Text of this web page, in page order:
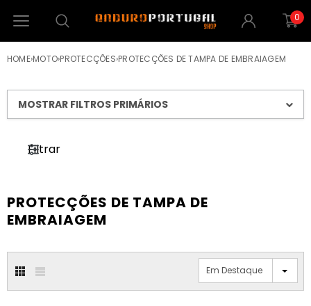
0
HOME›MOTO›PROTECÇÕES›PROTECÇÕES DE TAMPA DE EMBRAIAGEM
MOSTRAR FILTROS PRIMÁRIOS
Filtrar
PROTECÇÕES DE TAMPA DE
EMBRAIAGEM
Em Destaque